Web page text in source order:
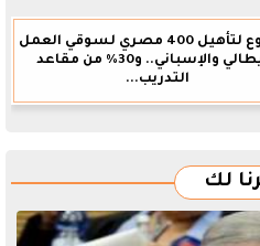
مشروع لتأهيل 400 مصري لسوقي العمل
الإيطالي والإسباني.. و30% من مقاعد
التدريب...
لك